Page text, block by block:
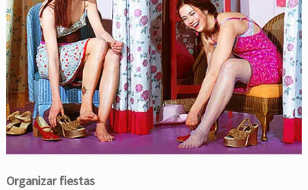
Organizar fiestas